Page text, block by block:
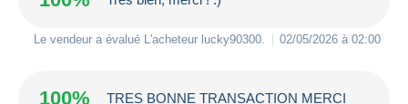
Le vendeur a évalué L'acheteur lucky90300 02/05/2026 à 02:00
100% TRES BONNE TRANSACTION MERCI